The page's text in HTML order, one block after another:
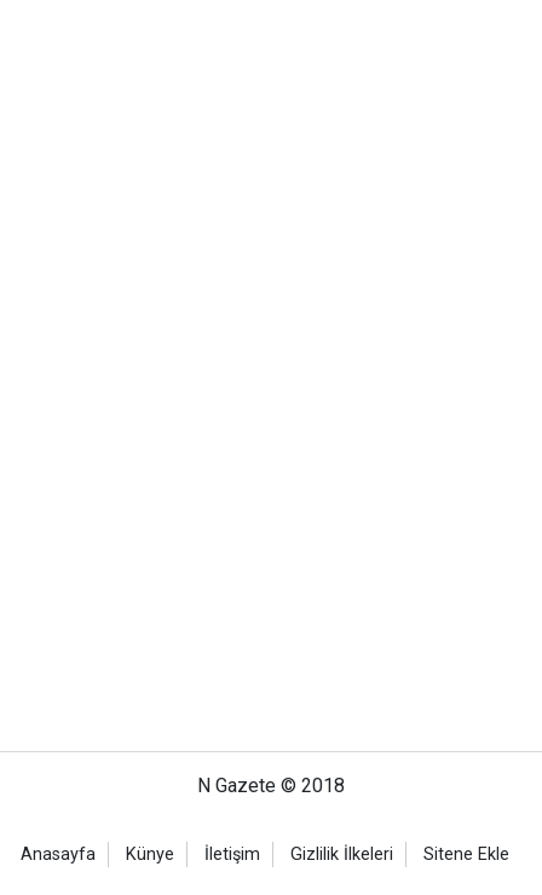
N Gazete © 2018
Anasayfa Künye İletişim Gizlilik İlkeleri Sitene Ekle